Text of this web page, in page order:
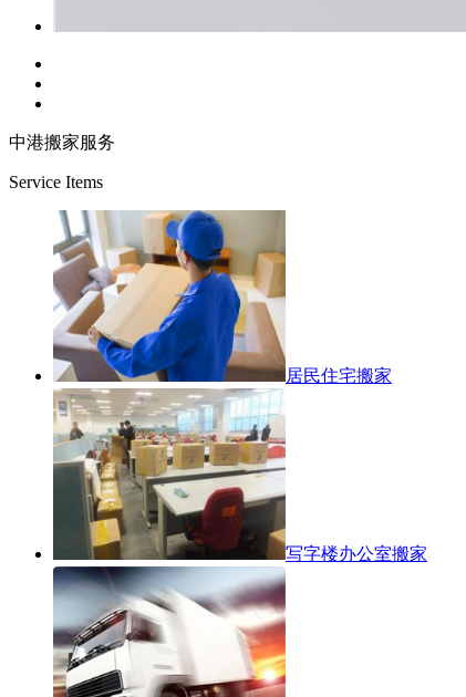
中港搬家服务
Service Items
居民住宅搬家
写字楼办公室搬家